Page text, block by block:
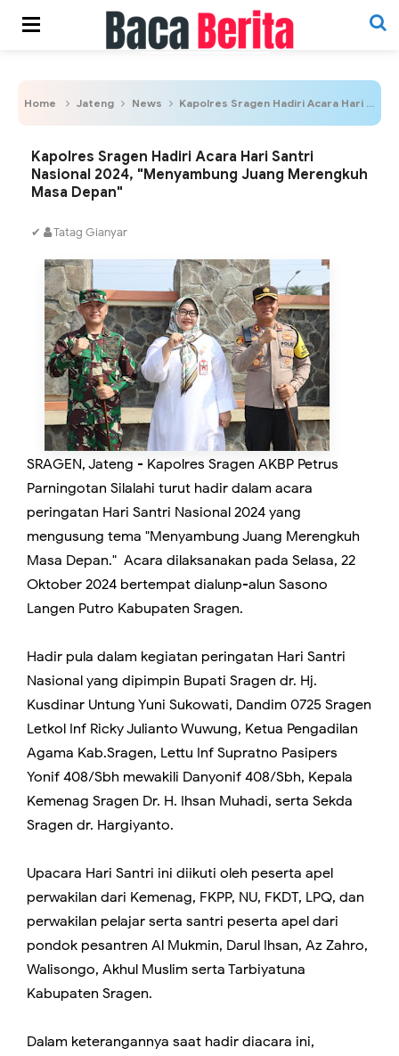
Home Jateng News Kapolres Sragen Hadiri Acara Hari Santri Nasional 2024, "Menyambung Juang Merengkuh Masa Depan"
Kapolres Sragen Hadiri Acara Hari Santri
Nasional 2024, "Menyambung Juang Merengkuh
Masa Depan"
✔ Tatag Gianyar
SRAGEN, Jateng - Kapolres Sragen AKBP Petrus
Parningotan Silalahi turut hadir dalam acara
peringatan Hari Santri Nasional 2024 yang
mengusung tema "Menyambung Juang Merengkuh
Masa Depan." Acara dilaksanakan pada Selasa, 22
Oktober 2024 bertempat dialunp-alun Sasono
Langen Putro Kabupaten Sragen.
Hadir pula dalam kegiatan peringatan Hari Santri
Nasional yang dipimpin Bupati Sragen dr. Hj.
Kusdinar Untung Yuni Sukowati, Dandim 0725 Sragen
Letkol Inf Ricky Julianto Wuwung, Ketua Pengadilan
Agama Kab.Sragen, Lettu Inf Supratno Pasipers
Yonif 408/Sbh mewakili Danyonif 408/Sbh, Kepala
Kemenag Sragen Dr. H. Ihsan Muhadi, serta Sekda
Sragen dr. Hargiyanto.
Upacara Hari Santri ini diikuti oleh peserta apel
perwakilan dari Kemenag, FKPP, NU, FKDT, LPQ, dan
perwakilan pelajar serta santri peserta apel dari
pondok pesantren Al Mukmin, Darul Ihsan, Az Zahro,
Walisongo, Akhul Muslim serta Tarbiyatuna
Kabupaten Sragen.
Dalam keterangannya saat hadir diacara ini,